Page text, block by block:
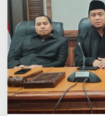
n
i
l
a
i
T
i
d
a
k
O